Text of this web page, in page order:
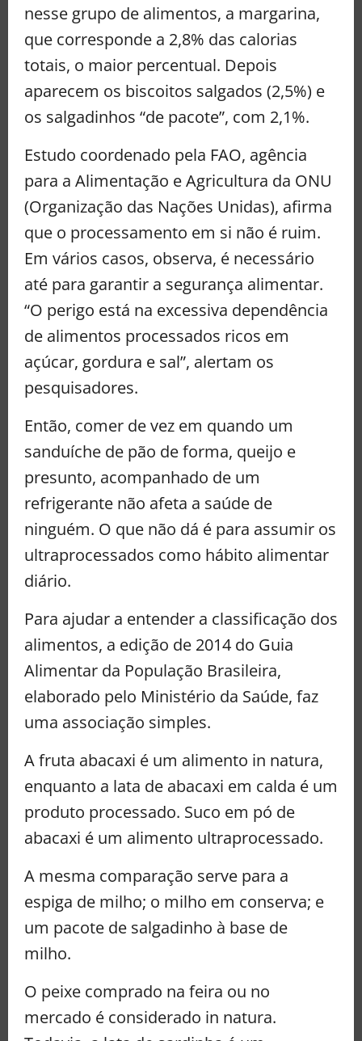
nesse grupo de alimentos, a margarina,
que corresponde a 2,8% das calorias
totais, o maior percentual. Depois
aparecem os biscoitos salgados (2,5%) e
os salgadinhos “de pacote”, com 2,1%.
Estudo coordenado pela FAO, agência
para a Alimentação e Agricultura da ONU
(Organização das Nações Unidas), afirma
que o processamento em si não é ruim.
Em vários casos, observa, é necessário
até para garantir a segurança alimentar.
“O perigo está na excessiva dependência
de alimentos processados ricos em
açúcar, gordura e sal”, alertam os
pesquisadores.
Então, comer de vez em quando um
sanduíche de pão de forma, queijo e
presunto, acompanhado de um
refrigerante não afeta a saúde de
ninguém. O que não dá é para assumir os
ultraprocessados como hábito alimentar
diário.
Para ajudar a entender a classificação dos
alimentos, a edição de 2014 do Guia
Alimentar da População Brasileira,
elaborado pelo Ministério da Saúde, faz
uma associação simples.
A fruta abacaxi é um alimento in natura,
enquanto a lata de abacaxi em calda é um
produto processado. Suco em pó de
abacaxi é um alimento ultraprocessado.
A mesma comparação serve para a
espiga de milho; o milho em conserva; e
um pacote de salgadinho à base de
milho.
O peixe comprado na feira ou no
mercado é considerado in natura.